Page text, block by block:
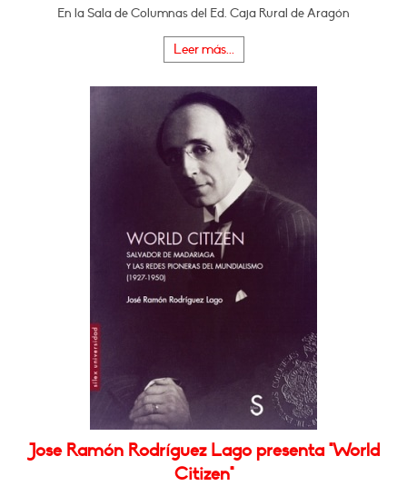
En la Sala de Columnas del Ed. Caja Rural de Aragón
Leer más...
Jose Ramón Rodríguez Lago presenta "World
Citizen"